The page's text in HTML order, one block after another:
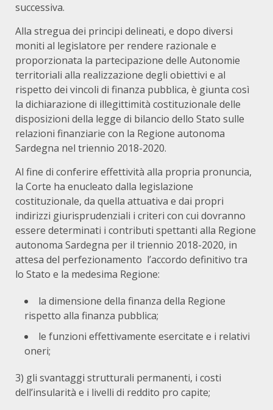
successiva.
Alla stregua dei principi delineati, e dopo diversi
moniti al legislatore per rendere razionale e
proporzionata la partecipazione delle Autonomie
territoriali alla realizzazione degli obiettivi e al
rispetto dei vincoli di finanza pubblica, è giunta così
la dichiarazione di illegittimità costituzionale delle
disposizioni della legge di bilancio dello Stato sulle
relazioni finanziarie con la Regione autonoma
Sardegna nel triennio 2018-2020.
Al fine di conferire effettività alla propria pronuncia,
la Corte ha enucleato dalla legislazione
costituzionale, da quella attuativa e dai propri
indirizzi giurisprudenziali i criteri con cui dovranno
essere determinati i contributi spettanti alla Regione
autonoma Sardegna per il triennio 2018-2020, in
attesa del perfezionamento l’accordo definitivo tra
lo Stato e la medesima Regione:
la dimensione della finanza della Regione
rispetto alla finanza pubblica;
le funzioni effettivamente esercitate e i relativi
oneri;
3) gli svantaggi strutturali permanenti, i costi
dell’insularità e i livelli di reddito pro capite;